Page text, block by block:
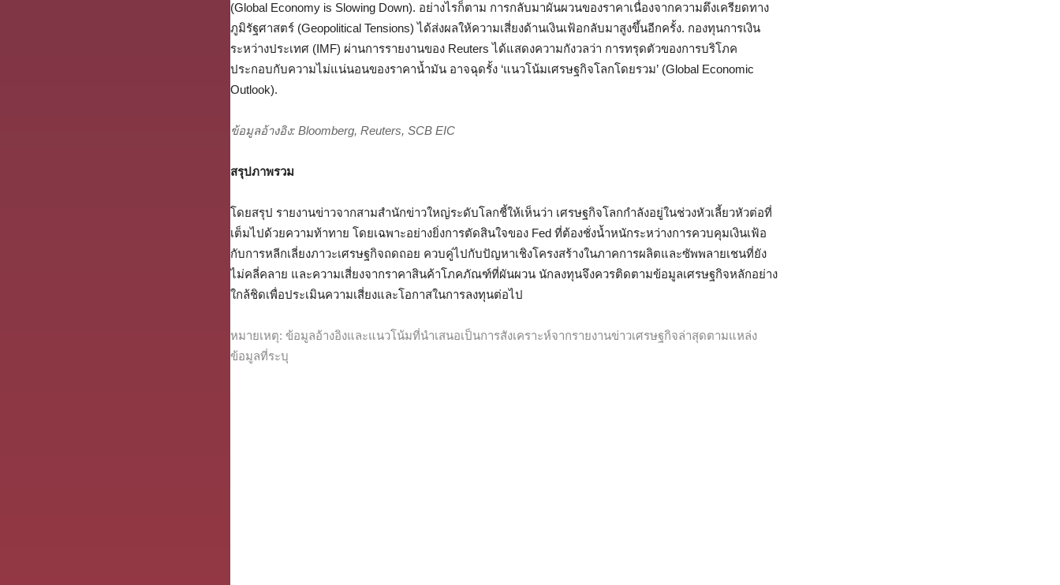
(Global Economy is Slowing Down). อย่างไรก็ตาม การกลับมาผันผวนของราคาเนื่องจากความตึงเครียดทาง
ภูมิรัฐศาสตร์ (Geopolitical Tensions) ได้ส่งผลให้ความเสี่ยงด้านเงินเฟ้อกลับมาสูงขึ้นอีกครั้ง. กองทุนการเงิน
ระหว่างประเทศ (IMF) ผ่านการรายงานของ Reuters ได้แสดงความกังวลว่า การทรุดตัวของการบริโภค
ประกอบกับความไม่แน่นอนของราคาน้ำมัน อาจฉุดรั้ง ‘แนวโน้มเศรษฐกิจโลกโดยรวม’ (Global Economic
Outlook).
ข้อมูลอ้างอิง: Bloomberg, Reuters, SCB EIC
สรุปภาพรวม
โดยสรุป รายงานข่าวจากสามสำนักข่าวใหญ่ระดับโลกชี้ให้เห็นว่า เศรษฐกิจโลกกำลังอยู่ในช่วงหัวเลี้ยวหัวต่อที่
เต็มไปด้วยความท้าทาย โดยเฉพาะอย่างยิ่งการตัดสินใจของ Fed ที่ต้องชั่งน้ำหนักระหว่างการควบคุมเงินเฟ้อ
กับการหลีกเลี่ยงภาวะเศรษฐกิจถดถอย ควบคู่ไปกับปัญหาเชิงโครงสร้างในภาคการผลิตและซัพพลายเชนที่ยัง
ไม่คลี่คลาย และความเสี่ยงจากราคาสินค้าโภคภัณฑ์ที่ผันผวน นักลงทุนจึงควรติดตามข้อมูลเศรษฐกิจหลักอย่าง
ใกล้ชิดเพื่อประเมินความเสี่ยงและโอกาสในการลงทุนต่อไป
หมายเหตุ: ข้อมูลอ้างอิงและแนวโน้มที่นำเสนอเป็นการสังเคราะห์จากรายงานข่าวเศรษฐกิจล่าสุดตามแหล่ง
ข้อมูลที่ระบุ